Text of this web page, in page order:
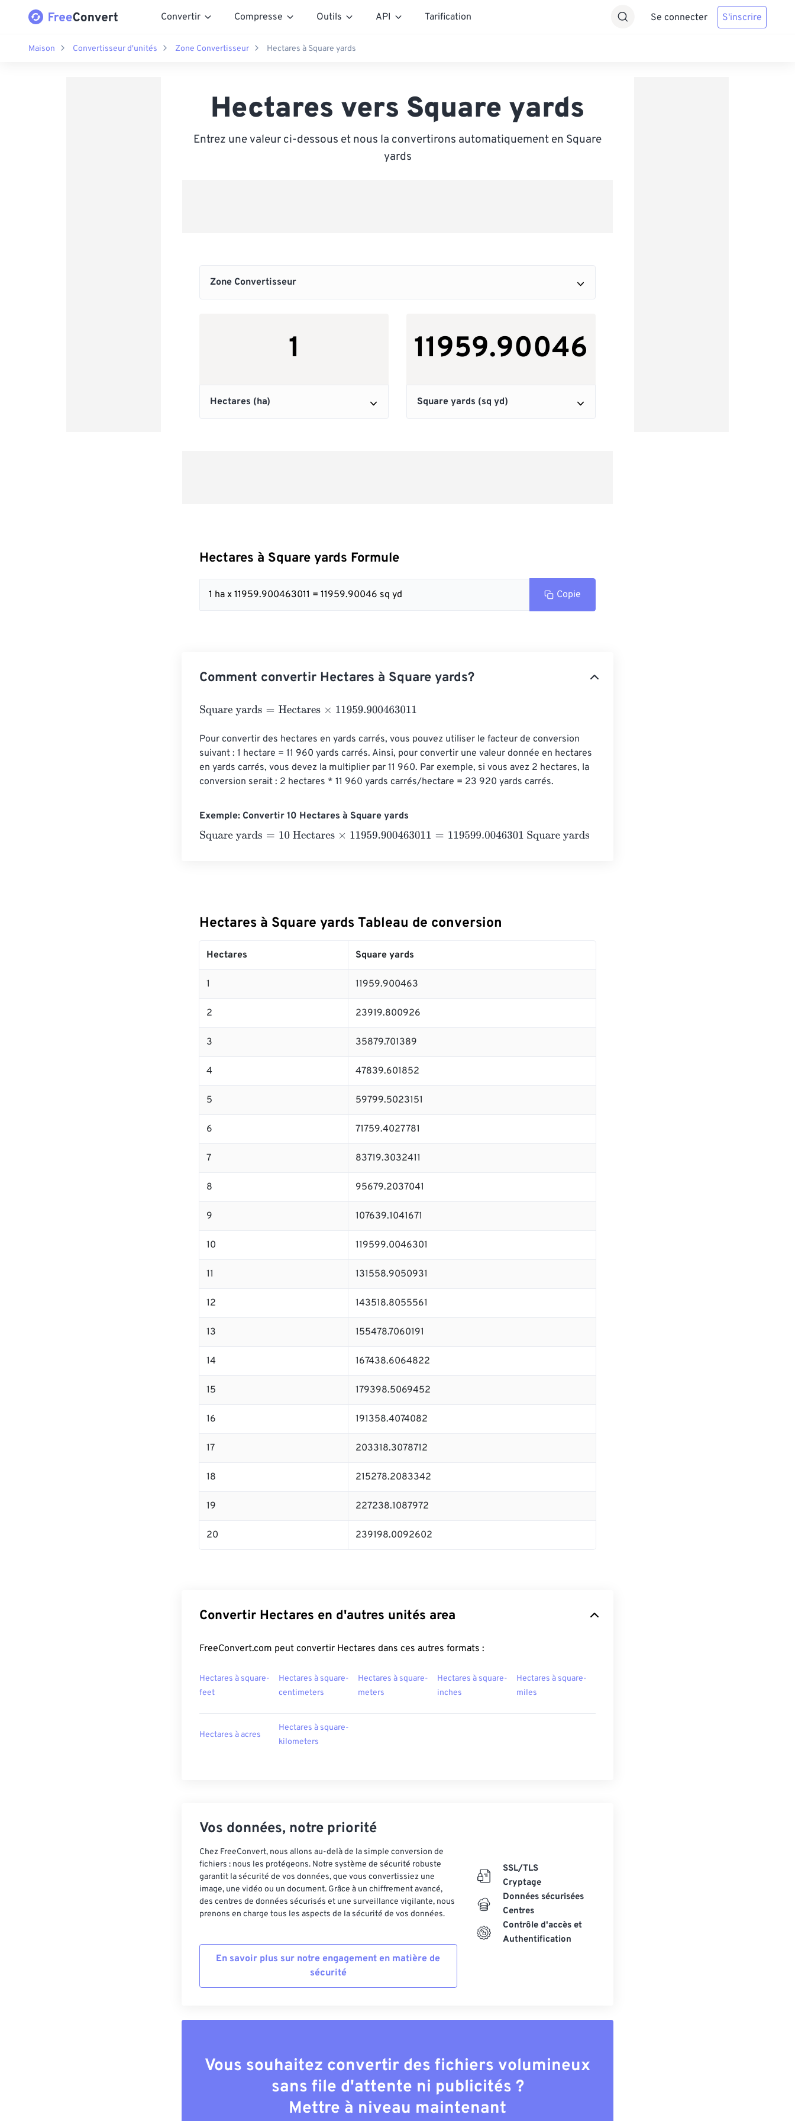
Convertir Compresse Outils API Tarification Se connecter S'inscrire
Maison Convertisseur d'unités Zone Convertisseur Hectares à Square yards
Hectares vers Square yards
Entrez une valeur ci-dessous et nous la convertirons automatiquement en Square
yards
Hectares à Square yards Formule
1 ha x 11959.900463011 = 11959.90046 sq yd Copie
Comment convertir Hectares à Square yards?
Square yards=Hectares×11959.900463011
Pour convertir des hectares en yards carrés, vous pouvez utiliser le facteur de conversion
suivant : 1 hectare = 11 960 yards carrés. Ainsi, pour convertir une valeur donnée en hectares
en yards carrés, vous devez la multiplier par 11 960. Par exemple, si vous avez 2 hectares, la
conversion serait : 2 hectares * 11 960 yards carrés/hectare = 23 920 yards carrés.
Exemple: Convertir 10 Hectares à Square yards
Square yards=10 Hectares×11959.900463011=119599.0046301 Square yards
Hectares à Square yards Tableau de conversion
Hectares Square yards
1 11959.900463
2 23919.800926
3 35879.701389
4 47839.601852
5 59799.5023151
6 71759.4027781
7 83719.3032411
8 95679.2037041
9 107639.1041671
10 119599.0046301
11 131558.9050931
12 143518.8055561
13 155478.7060191
14 167438.6064822
15 179398.5069452
16 191358.4074082
17 203318.3078712
18 215278.2083342
19 227238.1087972
20 239198.0092602
Convertir Hectares en d'autres unités area
FreeConvert.com peut convertir Hectares dans ces autres formats :
Hectares à square-
feet
Hectares à square-
centimeters
Hectares à square-
meters
Hectares à square-
inches
Hectares à square-
miles
Hectares à acres
Hectares à square-
kilometers
Vos données, notre priorité
Chez FreeConvert, nous allons au-delà de la simple conversion de
fichiers : nous les protégeons. Notre système de sécurité robuste
garantit la sécurité de vos données, que vous convertissiez une
image, une vidéo ou un document. Grâce à un chiffrement avancé,
des centres de données sécurisés et une surveillance vigilante, nous
prenons en charge tous les aspects de la sécurité de vos données.
En savoir plus sur notre engagement en matière de
sécurité
SSL/TLS
Cryptage
Données sécurisées
Centres
Contrôle d'accès et
Authentification
Vous souhaitez convertir des fichiers volumineux
sans file d'attente ni publicités ?
Mettre à niveau maintenant